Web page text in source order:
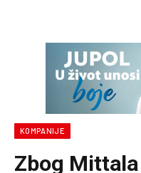
KOMPANIJE
Zbog Mittala